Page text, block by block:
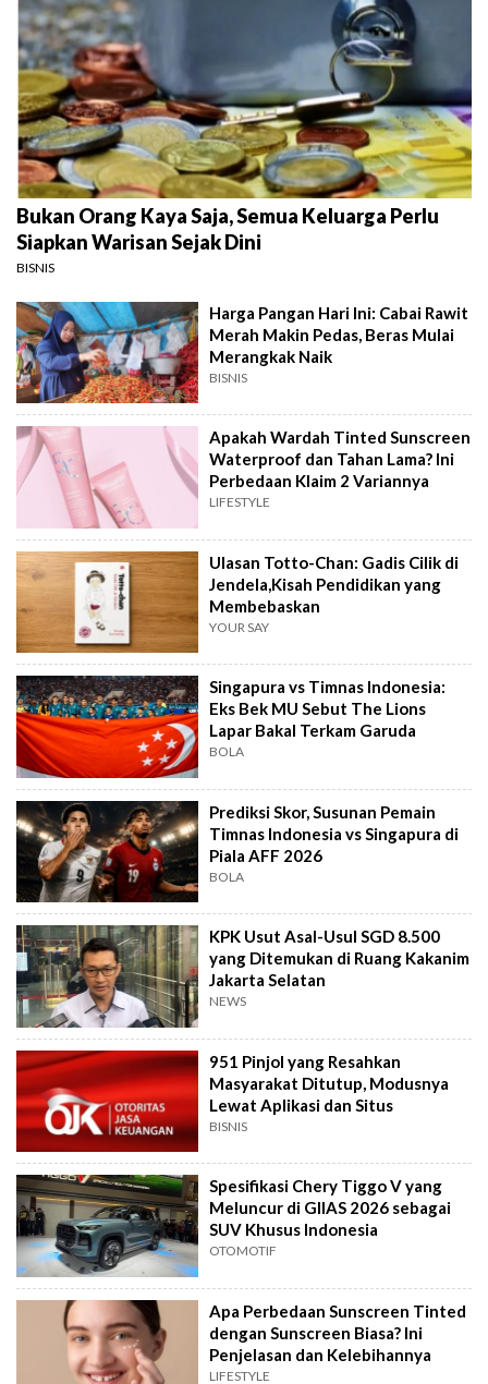
Bukan Orang Kaya Saja, Semua Keluarga Perlu
Siapkan Warisan Sejak Dini
BISNIS
Harga Pangan Hari Ini: Cabai Rawit
Merah Makin Pedas, Beras Mulai
Merangkak Naik
BISNIS
Apakah Wardah Tinted Sunscreen
Waterproof dan Tahan Lama? Ini
Perbedaan Klaim 2 Variannya
LIFESTYLE
Ulasan Totto-Chan: Gadis Cilik di
Jendela,Kisah Pendidikan yang
Membebaskan
YOUR SAY
Singapura vs Timnas Indonesia:
Eks Bek MU Sebut The Lions
Lapar Bakal Terkam Garuda
BOLA
Prediksi Skor, Susunan Pemain
Timnas Indonesia vs Singapura di
Piala AFF 2026
BOLA
KPK Usut Asal-Usul SGD 8.500
yang Ditemukan di Ruang Kakanim
Jakarta Selatan
NEWS
951 Pinjol yang Resahkan
Masyarakat Ditutup, Modusnya
Lewat Aplikasi dan Situs
BISNIS
Spesifikasi Chery Tiggo V yang
Meluncur di GIIAS 2026 sebagai
SUV Khusus Indonesia
OTOMOTIF
Apa Perbedaan Sunscreen Tinted
dengan Sunscreen Biasa? Ini
Penjelasan dan Kelebihannya
LIFESTYLE